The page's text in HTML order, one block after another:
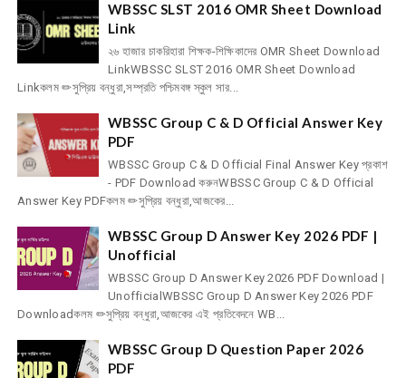
WBSSC SLST 2016 OMR Sheet Download
Link
২৬ হাজার চাকরিহারা শিক্ষক-শিক্ষিকাদের OMR Sheet Download
LinkWBSSC SLST 2016 OMR Sheet Download
Linkকলম ✏সুপ্রিয় বন্ধুরা,সম্প্রতি পশ্চিমবঙ্গ স্কুল সার...
WBSSC Group C & D Official Answer Key
PDF
WBSSC Group C & D Official Final Answer Key প্রকাশ
- PDF Download করুনWBSSC Group C & D Official
Answer Key PDFকলম ✏সুপ্রিয় বন্ধুরা,আজকের...
WBSSC Group D Answer Key 2026 PDF |
Unofficial
WBSSC Group D Answer Key 2026 PDF Download |
UnofficialWBSSC Group D Answer Key 2026 PDF
Downloadকলম ✏সুপ্রিয় বন্ধুরা,আজকের এই প্রতিবেদনে WB...
WBSSC Group D Question Paper 2026
PDF